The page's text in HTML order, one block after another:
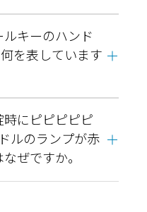
キーのハンド
を表しています
にピピピピピ
ルのランプが赤
ぜですか。